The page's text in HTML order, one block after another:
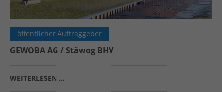
öffentlicher Auftraggeber
GEWOBA AG / Stäwog BHV
WEITERLESEN …